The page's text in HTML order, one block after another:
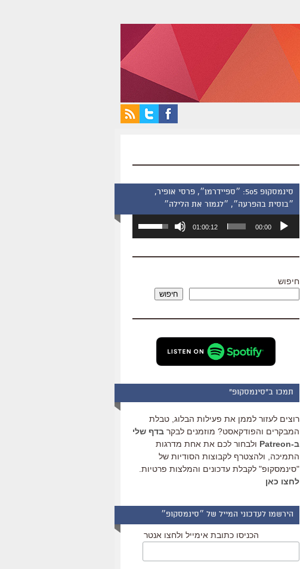
סינמסקופ 505: ״ספיידרמן״, פרסי אופיר,
״בוסית בהפרעה״, ״לגמור את הלילה״
אודיו
00:00
01:00:12
השתמש
כדי
שמע.
חיפוש
חיפוש
תמכו ב"סינמסקופ"
רוצים לעזור לממן את פעילות הבלוג, טבלת
המבקרים והפודקאסט? מוזמנים לבקר בדף שלי
ב-Patreon
ולבחור לכם את אחת מדרגות
התמיכה, ולהצטרף לקבוצות הסודיות של
"סינמסקופ" לקבלת עדכונים והמלצות פרטיות.
לחצו כאן
הירשמו לעדכוני המייל של ״סינמסקופ״
הכניסו כתובת אימייל ולחצו אנטר